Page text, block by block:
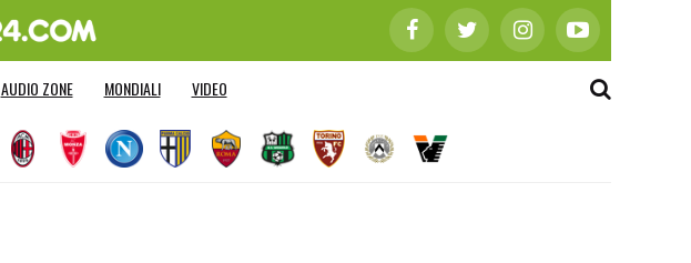
AUDIO ZONE MONDIALI VIDEO